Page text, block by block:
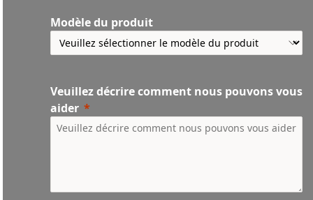
Modèle du produit
Veuillez décrire comment nous pouvons vous
aider